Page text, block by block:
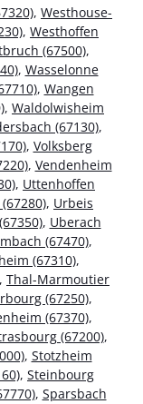
, Westhouse-
, Westhoffen
(67500),
, Wasselonne
, Wangen
, Waldolwisheim
(67130),
, Volksberg
, Vendenheim
, Uttenhoffen
, Urbeis
, Uberach
(67470),
(67310),
, Thal-Marmoutier
(67250),
(67370),
(67200),
, Stotzheim
, Steinbourg
, Sparsbach